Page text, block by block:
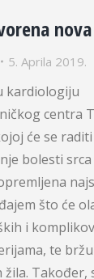
5. Aprila 2019.
kardiologiju
centra
će se
bolesti
što će
i
te
Također,